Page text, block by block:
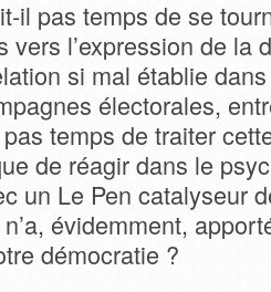
il pas temps de se
vers l’expression de la
si mal établie
électorales,
temps de traiter
de réagir dans le
un Le Pen catalyseur
évidemment,
démocratie ?